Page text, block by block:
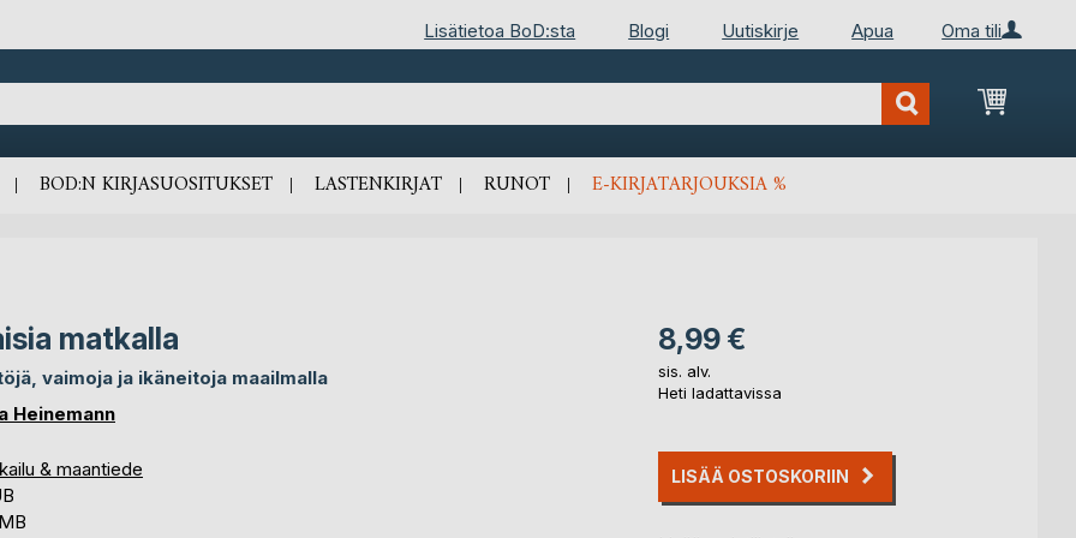
Oma tili
Lisätietoa BoD:sta Blogi Uutiskirje Apua
BOD:N KIRJASUOSITUKSET LASTENKIRJAT RUNOT E-KIRJATARJOUKSIA %
matkalla
vaimoja ja ikäneitoja maailmalla
Heinemann
& maantiede
8,99 €
sis. alv.
Heti ladattavissa
LISÄÄ OSTOSKORIIN